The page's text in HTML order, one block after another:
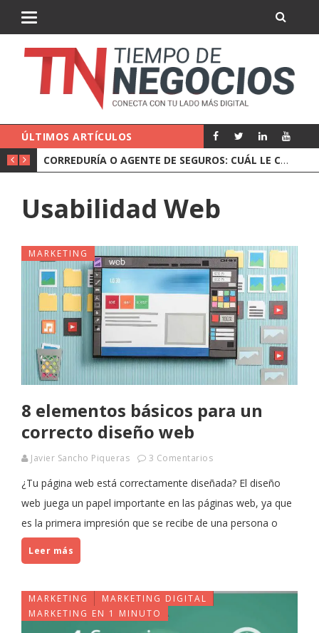
ÚLTIMOS ARTÍCULOS
CORREDURÍA O AGENTE DE SEGUROS: CUÁL LE CONVIENE A UNA EMPRESA
Usabilidad Web
MARKETING
8 elementos básicos para un
correcto diseño web
Javier Sancho Piqueras 3 Comentarios
¿Tu página web está correctamente diseñada? El diseño
web juega un papel importante en las páginas web, ya que
es la primera impresión que se recibe de una persona o
Leer más
MARKETING
MARKETING DIGITAL
MARKETING EN 1 MINUTO